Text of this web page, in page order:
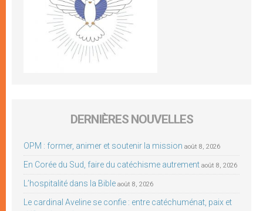
DERNIÈRES NOUVELLES
OPM : former, animer et soutenir la mission août 8, 2026
En Corée du Sud, faire du catéchisme autrement août 8, 2026
L’hospitalité dans la Bible août 8, 2026
Le cardinal Aveline se confie : entre catéchuménat, paix et